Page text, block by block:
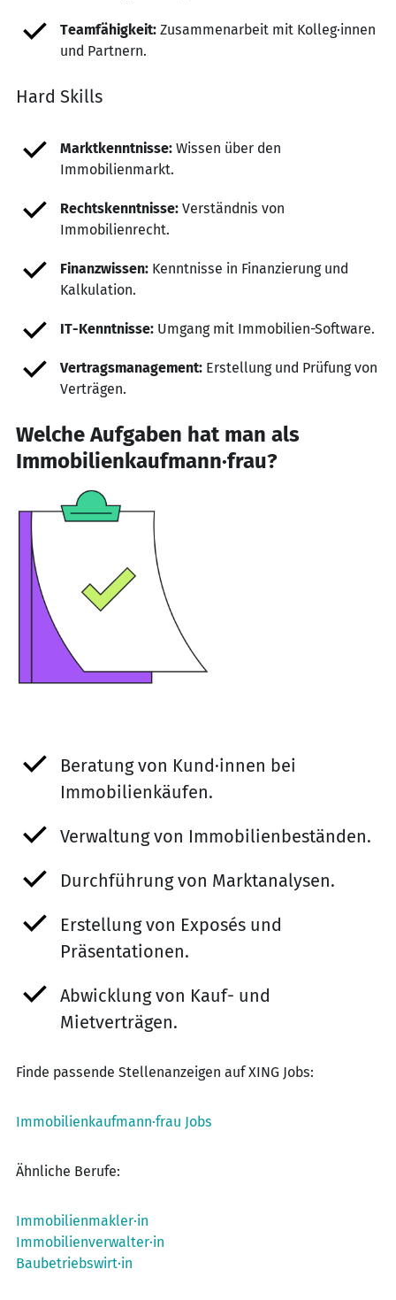
Teamfähigkeit: Zusammenarbeit mit Kolleg·innen
und Partnern.
Hard Skills
Marktkenntnisse: Wissen über den
Immobilienmarkt.
Rechtskenntnisse: Verständnis von
Immobilienrecht.
Finanzwissen: Kenntnisse in Finanzierung und
Kalkulation.
IT-Kenntnisse: Umgang mit Immobilien-Software.
Vertragsmanagement: Erstellung und Prüfung von
Verträgen.
Welche Aufgaben hat man als
Immobilienkaufmann·frau?
Beratung von Kund·innen bei
Immobilienkäufen.
Verwaltung von Immobilienbeständen.
Durchführung von Marktanalysen.
Erstellung von Exposés und
Präsentationen.
Abwicklung von Kauf- und
Mietverträgen.
Finde passende Stellenanzeigen auf XING Jobs:
Immobilienkaufmann·frau Jobs
Ähnliche Berufe:
Immobilienmakler·in
Immobilienverwalter·in
Baubetriebswirt·in